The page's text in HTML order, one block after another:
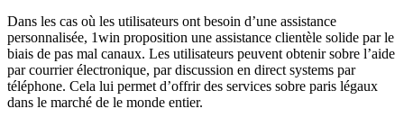
Dans les cas où les utilisateurs ont besoin d’une assistance
personnalisée, 1win proposition une assistance clientèle solide par le
biais de pas mal canaux. Les utilisateurs peuvent obtenir sobre l’aide
par courrier électronique, par discussion en direct systems par
téléphone. Cela lui permet d’offrir des services sobre paris légaux
dans le marché de le monde entier.